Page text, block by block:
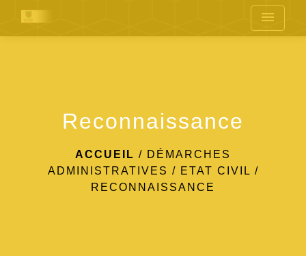
menu
Reconnaissance
ACCUEIL / DÉMARCHES
ADMINISTRATIVES / ETAT CIVIL /
RECONNAISSANCE